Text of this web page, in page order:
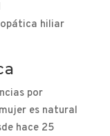
hiliar
por
es natural
hace 25